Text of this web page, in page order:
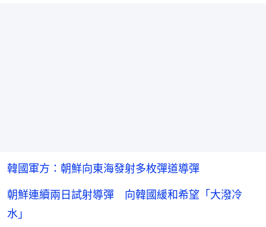
韓國軍方：朝鮮向東海發射多枚彈道導彈
朝鮮連續兩日試射導彈 向韓國緩和希望「大潑冷
水」